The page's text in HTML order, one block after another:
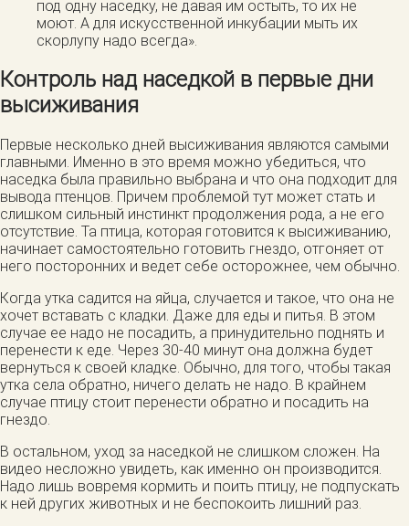
под одну наседку, не давая им остыть, то их не
моют. А для искусственной инкубации мыть их
скорлупу надо всегда».
Контроль над наседкой в первые дни
высиживания
Первые несколько дней высиживания являются самыми
главными. Именно в это время можно убедиться, что
наседка была правильно выбрана и что она подходит для
вывода птенцов. Причем проблемой тут может стать и
слишком сильный инстинкт продолжения рода, а не его
отсутствие. Та птица, которая готовится к высиживанию,
начинает самостоятельно готовить гнездо, отгоняет от
него посторонних и ведет себе осторожнее, чем обычно.
Когда утка садится на яйца, случается и такое, что она не
хочет вставать с кладки. Даже для еды и питья. В этом
случае ее надо не посадить, а принудительно поднять и
перенести к еде. Через 30-40 минут она должна будет
вернуться к своей кладке. Обычно, для того, чтобы такая
утка села обратно, ничего делать не надо. В крайнем
случае птицу стоит перенести обратно и посадить на
гнездо.
В остальном, уход за наседкой не слишком сложен. На
видео несложно увидеть, как именно он производится.
Надо лишь вовремя кормить и поить птицу, не подпускать
к ней других животных и не беспокоить лишний раз.